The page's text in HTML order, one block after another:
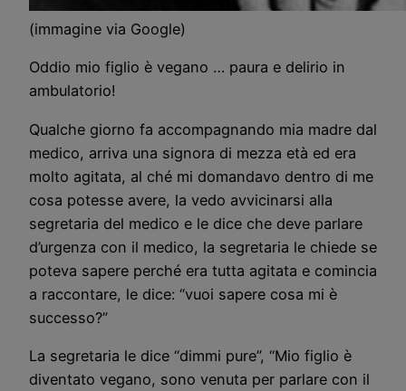
(immagine via Google)
Oddio mio figlio è vegano … paura e delirio in
ambulatorio!
Qualche giorno fa accompagnando mia madre dal
medico, arriva una signora di mezza età ed era
molto agitata, al ché mi domandavo dentro di me
cosa potesse avere, la vedo avvicinarsi alla
segretaria del medico e le dice che deve parlare
d’urgenza con il medico, la segretaria le chiede se
poteva sapere perché era tutta agitata e comincia
a raccontare, le dice: “vuoi sapere cosa mi è
successo?”
La segretaria le dice “dimmi pure”, “Mio figlio è
diventato vegano, sono venuta per parlare con il